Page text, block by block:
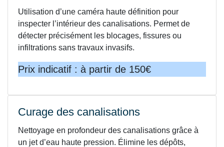
Utilisation d’une caméra haute définition pour
inspecter l’intérieur des canalisations. Permet de
détecter précisément les blocages, fissures ou
infiltrations sans travaux invasifs.
Prix indicatif : à partir de 150€
Curage des canalisations
Nettoyage en profondeur des canalisations grâce à
un jet d’eau haute pression. Élimine les dépôts,